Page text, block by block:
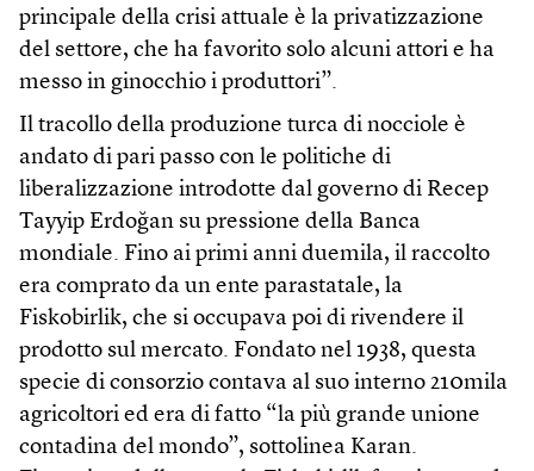
principale della crisi attuale è la privatizzazione
del settore, che ha favorito solo alcuni attori e ha
messo in ginocchio i produttori”.
Il tracollo della produzione turca di nocciole è
andato di pari passo con le politiche di
liberalizzazione introdotte dal governo di Recep
Tayyip Erdoğan su pressione della Banca
mondiale. Fino ai primi anni duemila, il raccolto
era comprato da un ente parastatale, la
Fiskobirlik, che si occupava poi di rivendere il
prodotto sul mercato. Fondato nel 1938, questa
specie di consorzio contava al suo interno 210mila
agricoltori ed era di fatto “la più grande unione
contadina del mondo”, sottolinea Karan.